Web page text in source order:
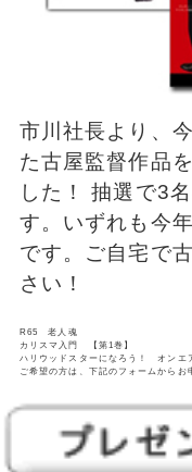
市川社長より、
た古屋監督作品
した！ 抽選で3
す。いずれも今
です。ご自宅で
さい！
R65 老人魂
カリスマ入門 【第1巻】
ハリウッドスターになろう！ オンエ
ご希望の方は、下記のフォームからお